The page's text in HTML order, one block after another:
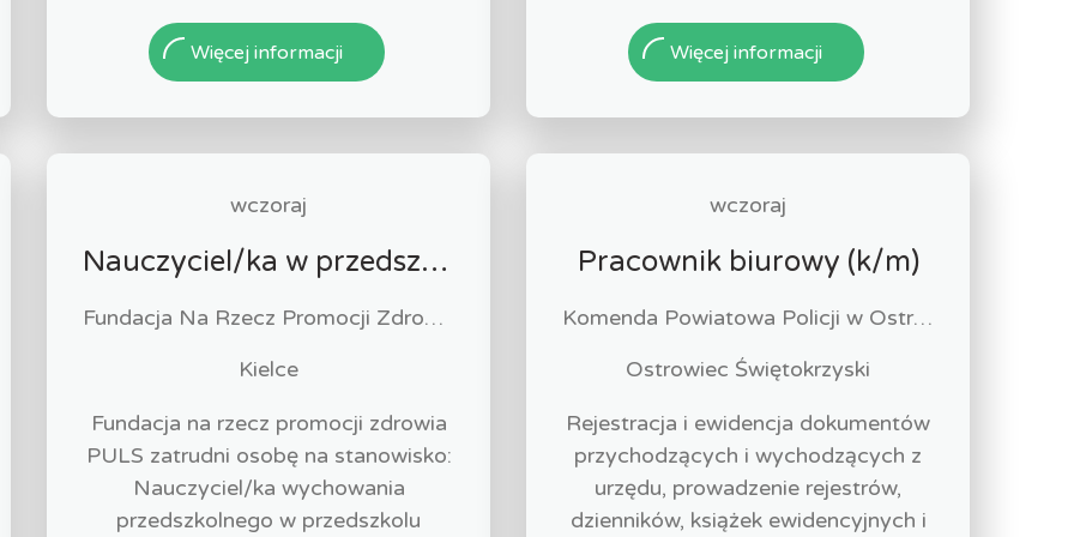
Więcej informacji Więcej informacji
wczoraj
Nauczyciel/ka w przedszkolu specjalnym
Fundacja Na Rzecz Promocji Zdrowia "PULS"
Kielce
Fundacja na rzecz promocji zdrowia
PULS zatrudni osobę na stanowisko:
Nauczyciel/ka wychowania
przedszkolnego w przedszkolu
wczoraj
Pracownik biurowy (k/m)
Komenda Powiatowa Policji w Ostrowcu Św.
Ostrowiec Świętokrzyski
Rejestracja i ewidencja dokumentów
przychodzących i wychodzących z
urzędu, prowadzenie rejestrów,
dzienników, książek ewidencyjnych i